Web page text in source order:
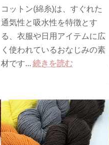
コットン(綿糸)は、すぐれた
通気性と吸水性を特徴とす
る、衣服や日用アイテムに広
く使われているおなじみの素
材です... 続きを読む